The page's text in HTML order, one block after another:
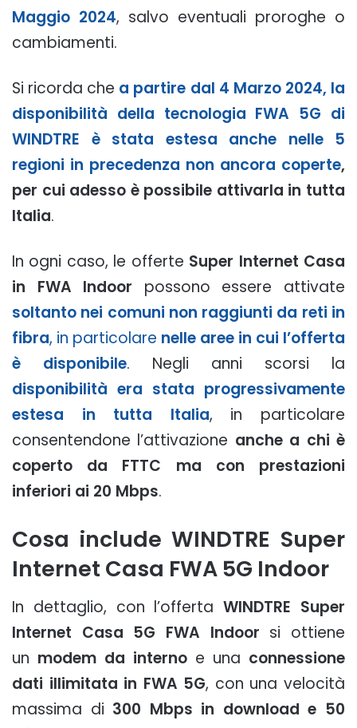
Maggio 2024, salvo eventuali proroghe o
cambiamenti.
Si ricorda che a partire dal 4 Marzo 2024, la
disponibilità della tecnologia FWA 5G di
WINDTRE è stata estesa anche nelle 5
regioni in precedenza non ancora coperte,
per cui adesso è possibile attivarla in tutta
Italia.
In ogni caso, le offerte Super Internet Casa
in FWA Indoor possono essere attivate
soltanto nei comuni non raggiunti da reti in
fibra, in particolare nelle aree in cui l’offerta
è disponibile. Negli anni scorsi la
disponibilità era stata progressivamente
estesa in tutta Italia, in particolare
consentendone l’attivazione anche a chi è
coperto da FTTC ma con prestazioni
inferiori ai 20 Mbps.
Cosa include WINDTRE Super
Internet Casa FWA 5G Indoor
In dettaglio, con l’offertaWINDTRE Super
Internet Casa 5G FWA Indoor si ottiene
un modem da interno e una connessione
dati illimitata in FWA 5G, con una velocità
massima di 300 Mbps in download e 50